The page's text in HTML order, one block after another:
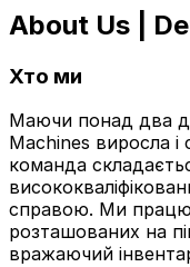
About Us |
Хто ми
Маючи понад два
Machines виросла
команда
справою. Ми
розташованих на
вражаючий